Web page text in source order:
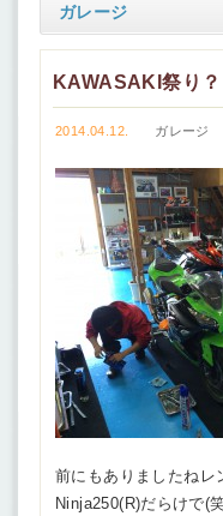
ガレージ
KAWASAKI祭り？
2014.04.12. ガレージ
前にもありましたねレ
Ninja250(R)だらけで(